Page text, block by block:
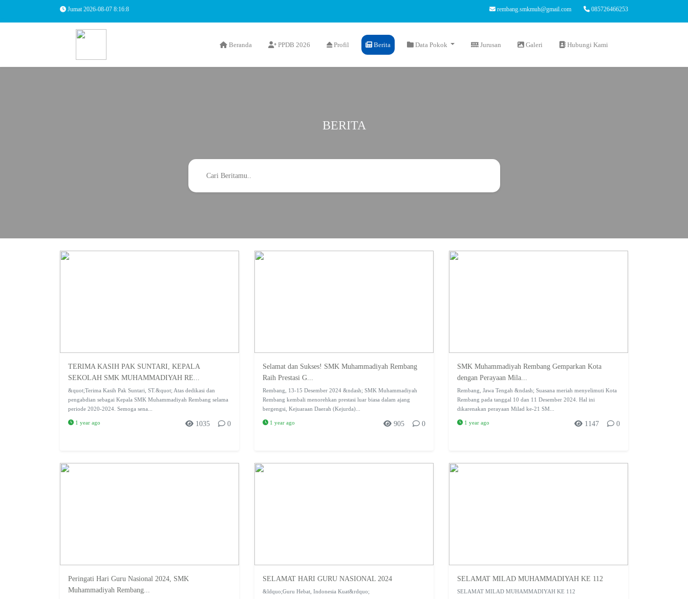
Jumat 2026-08-07 8:16:9 085726466253
rembang.smkmuh@gmail.com
Beranda PPDB 2026 Profil Berita Data Pokok Jurusan Galeri Hubungi Kami
BERITA
TERIMA KASIH PAK SUNTARI, KEPALA
SEKOLAH SMK MUHAMMADIYAH RE...
&quot;Terima Kasih Pak Suntari, ST.&quot; Atas dedikasi dan
pengabdian sebagai Kepala SMK Muhammadiyah Rembang selama
periode 2020-2024. Semoga sena...
1 year ago 0
1035
Selamat dan Sukses! SMK Muhammadiyah Rembang
Raih Prestasi G...
Rembang, 13-15 Desember 2024 &ndash; SMK Muhammadiyah
Rembang kembali menorehkan prestasi luar biasa dalam ajang
bergengsi, Kejuaraan Daerah (Kejurda)...
1 year ago 0
905
SMK Muhammadiyah Rembang Gemparkan Kota
dengan Perayaan Mila...
Rembang, Jawa Tengah &ndash; Suasana meriah menyelimuti Kota
Rembang pada tanggal 10 dan 11 Desember 2024. Hal ini
dikarenakan perayaan Milad ke-21 SM...
1 year ago 0
1147
Peringati Hari Guru Nasional 2024, SMK
Muhammadiyah Rembang...
SELAMAT HARI GURU NASIONAL 2024
&ldquo;Guru Hebat, Indonesia Kuat&rdquo;
SELAMAT MILAD MUHAMMADIYAH KE 112
SELAMAT MILAD MUHAMMADIYAH KE 112